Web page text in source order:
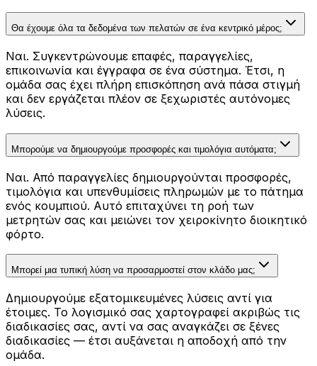
Θα έχουμε όλα τα δεδομένα των πελατών σε ένα κεντρικό μέρος;
Ναι. Συγκεντρώνουμε επαφές, παραγγελίες,
επικοινωνία και έγγραφα σε ένα σύστημα. Έτσι, η
ομάδα σας έχει πλήρη επισκόπηση ανά πάσα στιγμή
και δεν εργάζεται πλέον σε ξεχωριστές αυτόνομες
λύσεις.
Μπορούμε να δημιουργούμε προσφορές και τιμολόγια αυτόματα;
Ναι. Από παραγγελίες δημιουργούνται προσφορές,
τιμολόγια και υπενθυμίσεις πληρωμών με το πάτημα
ενός κουμπιού. Αυτό επιταχύνει τη ροή των
μετρητών σας και μειώνει τον χειροκίνητο διοικητικό
φόρτο.
Μπορεί μια τυπική λύση να προσαρμοστεί στον κλάδο μας;
Δημιουργούμε εξατομικευμένες λύσεις αντί για
έτοιμες. Το λογισμικό σας χαρτογραφεί ακριβώς τις
διαδικασίες σας, αντί να σας αναγκάζει σε ξένες
διαδικασίες — έτσι αυξάνεται η αποδοχή από την
ομάδα.